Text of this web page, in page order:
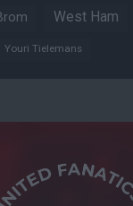
West Ham
Youri Tielemans